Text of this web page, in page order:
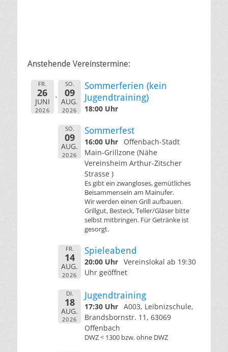
Anstehende Vereinstermine:
FR.
26
JUNI
2026
SO.
09
AUG.
2026
Sommerferien (kein
Jugendtraining)
18:00 Uhr
SO.
09
AUG.
2026
Sommerfest
16:00 Uhr
Offenbach-Stadt
Main-Grillzone (Nähe
Vereinsheim Arthur-Zitscher
Strasse )
Es gibt ein zwangloses, gemütliches
Beisammensein am Mainufer.
Wir werden einen Grill aufbauen.
Grillgut, Besteck, Teller/Gläser bitte
selbst mitbringen. Für Getränke ist
gesorgt.
FR.
14
AUG.
2026
Spieleabend
20:00 Uhr Vereinslokal ab 19:30
Uhr geöffnet
DI.
18
AUG.
2026
Jugendtraining
17:30 Uhr A003, Leibnizschule,
Brandsbornstr. 11, 63069
Offenbach
DWZ < 1300 bzw. ohne DWZ